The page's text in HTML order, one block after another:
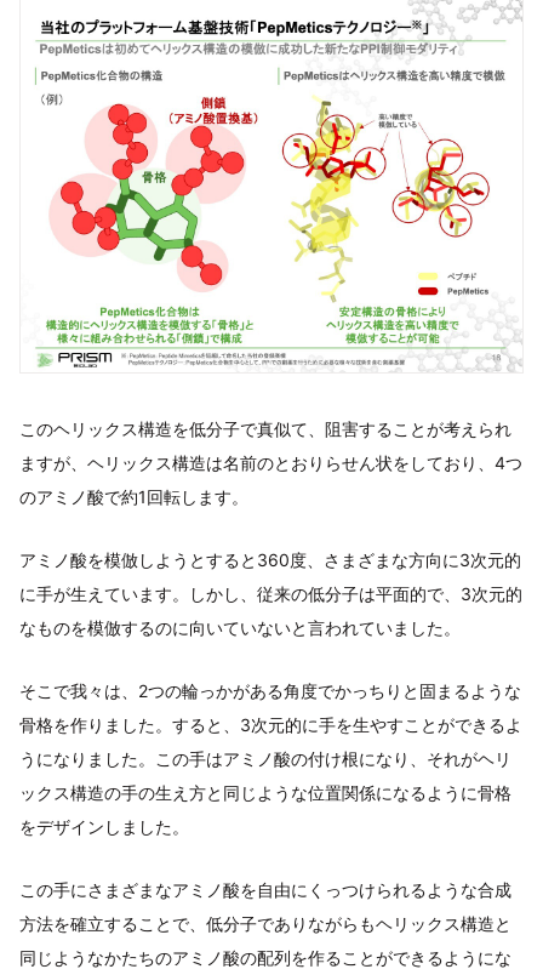
このヘリックス構造を低分子で真似て、阻害することが考えられ
ますが、ヘリックス構造は名前のとおりらせん状をしており、4つ
のアミノ酸で約1回転します。
アミノ酸を模倣しようとすると360度、さまざまな方向に3次元的
に手が生えています。しかし、従来の低分子は平面的で、3次元的
なものを模倣するのに向いていないと言われていました。
そこで我々は、2つの輪っかがある角度でかっちりと固まるような
骨格を作りました。すると、3次元的に手を生やすことができるよ
うになりました。この手はアミノ酸の付け根になり、それがヘリ
ックス構造の手の生え方と同じような位置関係になるように骨格
をデザインしました。
この手にさまざまなアミノ酸を自由にくっつけられるような合成
方法を確立することで、低分子でありながらもヘリックス構造と
同じようなかたちのアミノ酸の配列を作ることができるようにな